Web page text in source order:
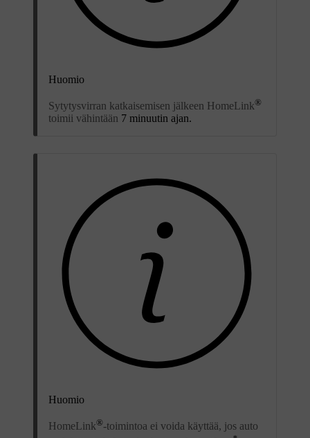
Huomio
Sytytysvirran katkaisemisen jälkeen HomeLink®
toimii vähintään 7 minuutin ajan.
Huomio
HomeLink®-toimintoa ei voida käyttää, jos auto